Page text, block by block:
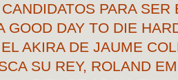
PARA
GOOD DAY TO DIE
AKIRA DE JAUME
SU REY, ROLAND